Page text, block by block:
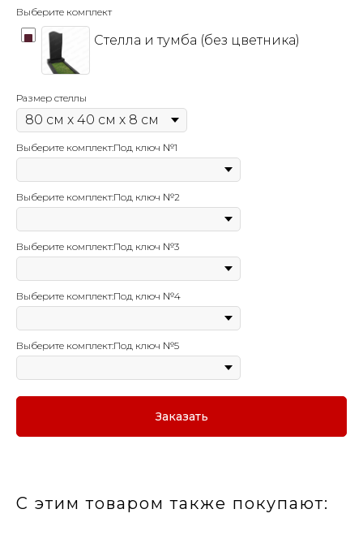
Выберите комплект
Стелла и тумба (без цветника)
Размер стеллы
Выберите комплект:Под ключ №1
Выберите комплект:Под ключ №2
Выберите комплект:Под ключ №3
Выберите комплект:Под ключ №4
Выберите комплект:Под ключ №5
Заказать
С этим товаром также покупают: